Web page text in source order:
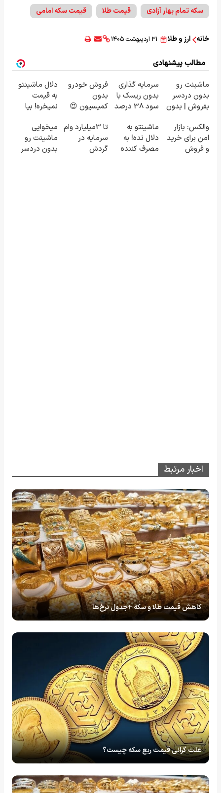
سکه تمام بهار آزادی قیمت طلا قیمت سکه امامی
خانه ارز و طلا ۳۱ اردیبهشت ۱۴۰۵
مطالب پیشنهادی
ماشینت رو
بدون دردسر
بفروش | بدون
سرمایه گذاری
بدون ریسک با
سود 38 درصد
فروش خودرو
بدون
کمیسیون 😍
دلال ماشینتو
به قیمت
نمیخره! بیا
بفروش*فقط
خریدار واقعی*
والکس: بازار
امن برای خرید
و فروش
ماشینتو به
دلال نده! به
مصرف کننده
تا 3میلیارد وام
سرمایه در
گردش
میخوایی
ماشینت رو
بدون دردسر
اخبار مرتبط
کاهش قیمت طلا و سکه +جدول نرخ‌ها
علت گرانی قیمت ربع سکه چیست؟